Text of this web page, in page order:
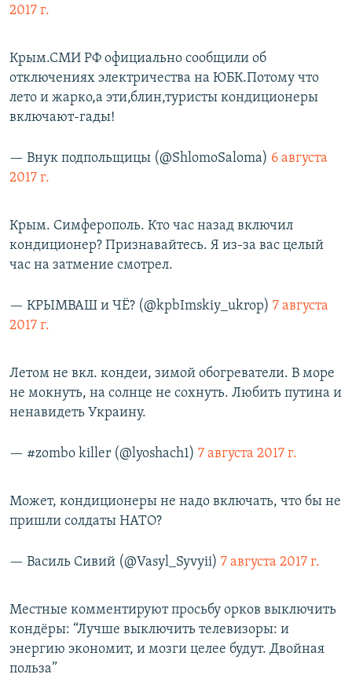
2017 г.
Крым.СМИ РФ официально сообщили об
отключениях электричества на ЮБК.Потому что
лето и жарко,а эти,блин,туристы кондиционеры
включают-гады!
— Внук подпольщицы (@ShlomoSaloma) 6 августа
2017 г.
Крым. Симферополь. Кто час назад включил
кондиционер? Признавайтесь. Я из-за вас целый
час на затмение смотрел.
— КРЫМВАШ и ЧЁ? (@kpbImskiy_ukrop) 7 августа
2017 г.
Летом не вкл. кондеи, зимой обогреватели. В море
не мокнуть, на солнце не сохнуть. Любить путина и
ненавидеть Украину.
— #zombo killer (@lyoshach1) 7 августа 2017 г.
Может, кондиционеры не надо включать, что бы не
пришли солдаты НАТО?
— Василь Сивий (@Vasyl_Syvyii) 7 августа 2017 г.
Местные комментируют просьбу орков выключить
кондёры: “Лучше выключить телевизоры: и
энергию экономит, и мозги целее будут. Двойная
польза”